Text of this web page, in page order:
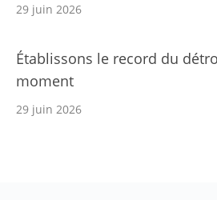
29 juin 2026
Établissons le record du
moment
29 juin 2026